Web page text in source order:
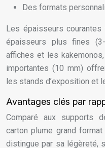
Des formats
Les épaisseurs
épaisseurs plus fines
affiches et les
importantes (10 mm)
les stands d’exposition et
Avantages clés par
Comparé aux supports
carton plume grand
distingue par sa légèreté,